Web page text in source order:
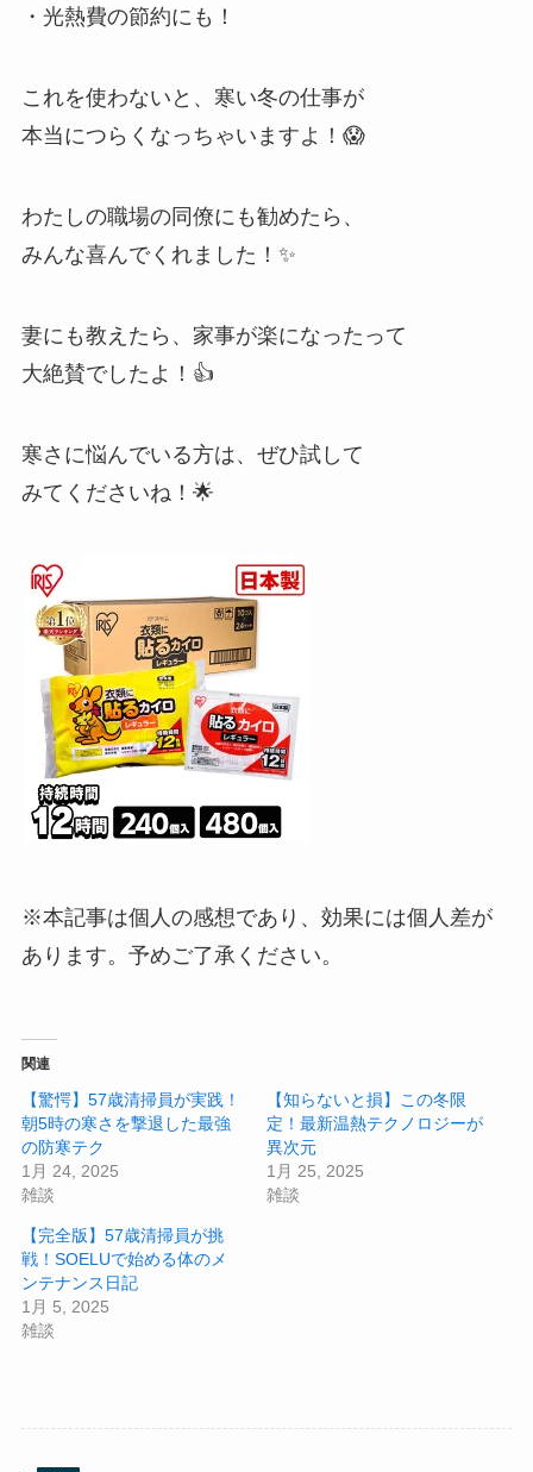
・光熱費の節約にも！
これを使わないと、寒い冬の仕事が
本当につらくなっちゃいますよ！😱
わたしの職場の同僚にも勧めたら、
みんな喜んでくれました！✨
妻にも教えたら、家事が楽になったって
大絶賛でしたよ！👍
寒さに悩んでいる方は、ぜひ試して
みてくださいね！🌟
※本記事は個人の感想であり、効果には個人差が
あります。予めご了承ください。
関連
【驚愕】57歳清掃員が実践！
朝5時の寒さを撃退した最強
の防寒テク
1月 24, 2025
雑談
【知らないと損】この冬限
定！最新温熱テクノロジーが
異次元
1月 25, 2025
雑談
【完全版】57歳清掃員が挑
戦！SOELUで始める体のメ
ンテナンス日記
1月 5, 2025
雑談